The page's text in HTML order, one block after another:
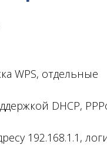
WPS, отдельные
DHCP,
192.168.1.1,